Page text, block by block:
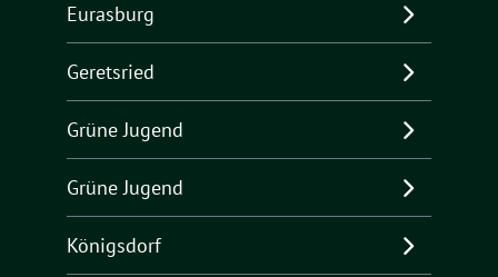
Eurasburg
Geretsried
Grüne Jugend
Grüne Jugend
Königsdorf